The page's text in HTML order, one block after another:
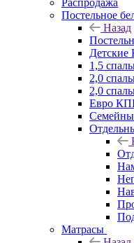
Распродажа
Постельное
Назад
1,5
2,0
2,0
Евро
Матрасы